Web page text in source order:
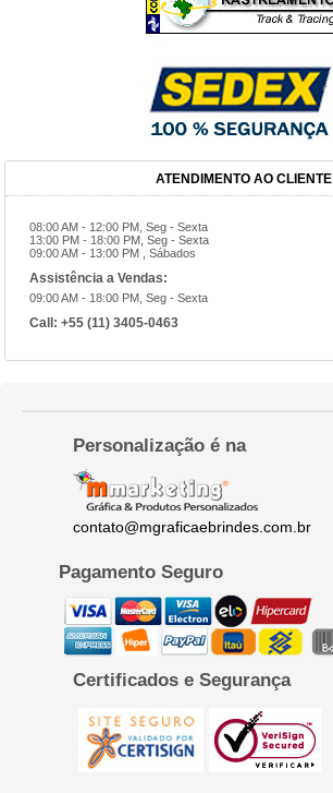
ATENDIMENTO AO CLIENTE
08:00 AM - 12:00 PM, Seg - Sexta
13:00 PM - 18:00 PM, Seg - Sexta
09:00 AM - 13:00 PM , Sábados
Assistência a Vendas:
09:00 AM - 18:00 PM, Seg - Sexta
Call:+55 (11) 3405-0463
Personalização é na
contato@mgraficaebrindes.com.br
Pagamento Seguro
Certificados e Segurança